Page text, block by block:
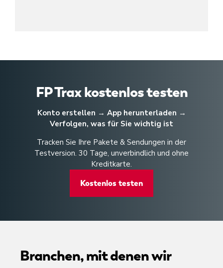
FP Trax kostenlos testen
Konto erstellen → App herunterladen →
Verfolgen, was für Sie wichtig ist
Tracken Sie Ihre Pakete & Sendungen in der
Testversion. 30 Tage, unverbindlich und ohne
Kreditkarte.
Kostenlos testen
Branchen, mit denen wir